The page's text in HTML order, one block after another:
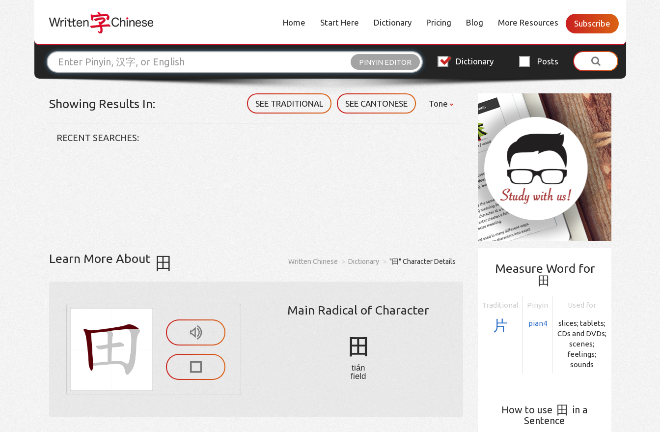
Home Start Here Dictionary Pricing Blog More Resources Subscribe
PINYIN EDITOR Dictionary Posts
Showing Results In: SEE TRADITIONAL SEE CANTONESE Tone
RECENT SEARCHES:
Learn More About 田 Written Chinese Dictionary "田" Character Details
Main Radical of Character
田
tián
field
Measure Word for
田
Traditional Pinyin Used for
片 pian4
slices; tablets;
CDs and DVDs;
scenes;
feelings;
sounds
How to use 田
in a
Sentence